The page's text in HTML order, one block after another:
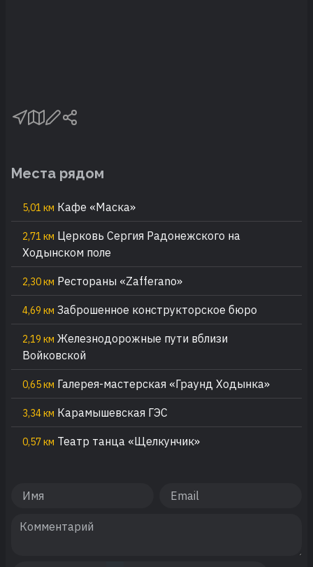
Места рядом
5,01 км Кафе «Маска»
2,71 км Церковь Сергия Радонежского на
Ходынском поле
2,30 км Рестораны «Zafferano»
4,69 км Заброшенное конструкторское бюро
2,19 км Железнодорожные пути вблизи
Войковской
0,65 км Галерея-мастерская «Граунд Ходынка»
3,34 км Карамышевская ГЭС
0,57 км Театр танца «Щелкунчик»